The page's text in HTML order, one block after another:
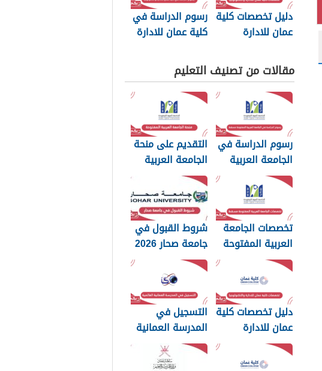
دليل تخصصات كلية
عمان للادارة
رسوم الدراسة في
كلية عمان للادارة
مقالات من تصنيف التعليم
رسوم الدراسة في
الجامعة العربية
المفتوحة مسقط
2026
التقديم على منحة
الجامعة العربية
المفتوحة سلطنة
عمان 2026
تخصصات الجامعة
العربية المفتوحة
مسقط 2026
شروط القبول في
جامعة صحار 2026
دليل تخصصات كلية
عمان للادارة
والتكنولوجيا 2026
التسجيل في
المدرسة العمانية
العالمية 2026